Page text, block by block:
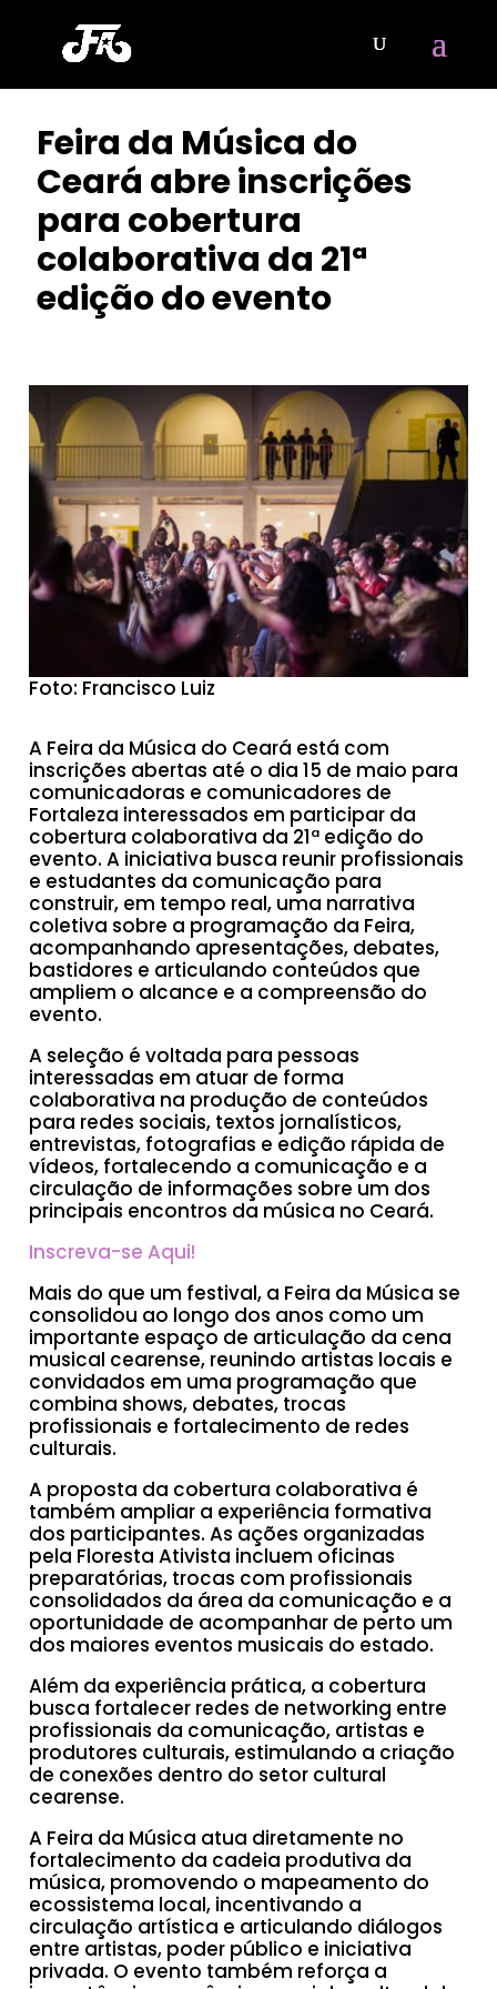
Feira da Música do
Ceará abre inscrições
para cobertura
colaborativa da 21ª
edição do evento
Foto: Francisco Luiz
A Feira da Música do Ceará está com
inscrições abertas até o dia 15 de maio para
comunicadoras e comunicadores de
Fortaleza interessados em participar da
cobertura colaborativa da 21ª edição do
evento. A iniciativa busca reunir profissionais
e estudantes da comunicação para
construir, em tempo real, uma narrativa
coletiva sobre a programação da Feira,
acompanhando apresentações, debates,
bastidores e articulando conteúdos que
ampliem o alcance e a compreensão do
evento.
A seleção é voltada para pessoas
interessadas em atuar de forma
colaborativa na produção de conteúdos
para redes sociais, textos jornalísticos,
entrevistas, fotografias e edição rápida de
vídeos, fortalecendo a comunicação e a
circulação de informações sobre um dos
principais encontros da música no Ceará.
Inscreva-se Aqui!
Mais do que um festival, a Feira da Música se
consolidou ao longo dos anos como um
importante espaço de articulação da cena
musical cearense, reunindo artistas locais e
convidados em uma programação que
combina shows, debates, trocas
profissionais e fortalecimento de redes
culturais.
A proposta da cobertura colaborativa é
também ampliar a experiência formativa
dos participantes. As ações organizadas
pela Floresta Ativista incluem oficinas
preparatórias, trocas com profissionais
consolidados da área da comunicação e a
oportunidade de acompanhar de perto um
dos maiores eventos musicais do estado.
Além da experiência prática, a cobertura
busca fortalecer redes de networking entre
profissionais da comunicação, artistas e
produtores culturais, estimulando a criação
de conexões dentro do setor cultural
cearense.
A Feira da Música atua diretamente no
fortalecimento da cadeia produtiva da
música, promovendo o mapeamento do
ecossistema local, incentivando a
circulação artística e articulando diálogos
entre artistas, poder público e iniciativa
privada. O evento também reforça a